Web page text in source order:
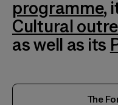
programme,
Cultural
as well as its
The